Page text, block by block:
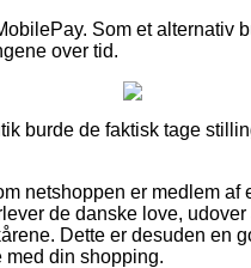
Som et alternativ
over tid.
burde de faktisk tage
netshoppen er medlem
de danske love,
Dette er desuden en
din shopping.